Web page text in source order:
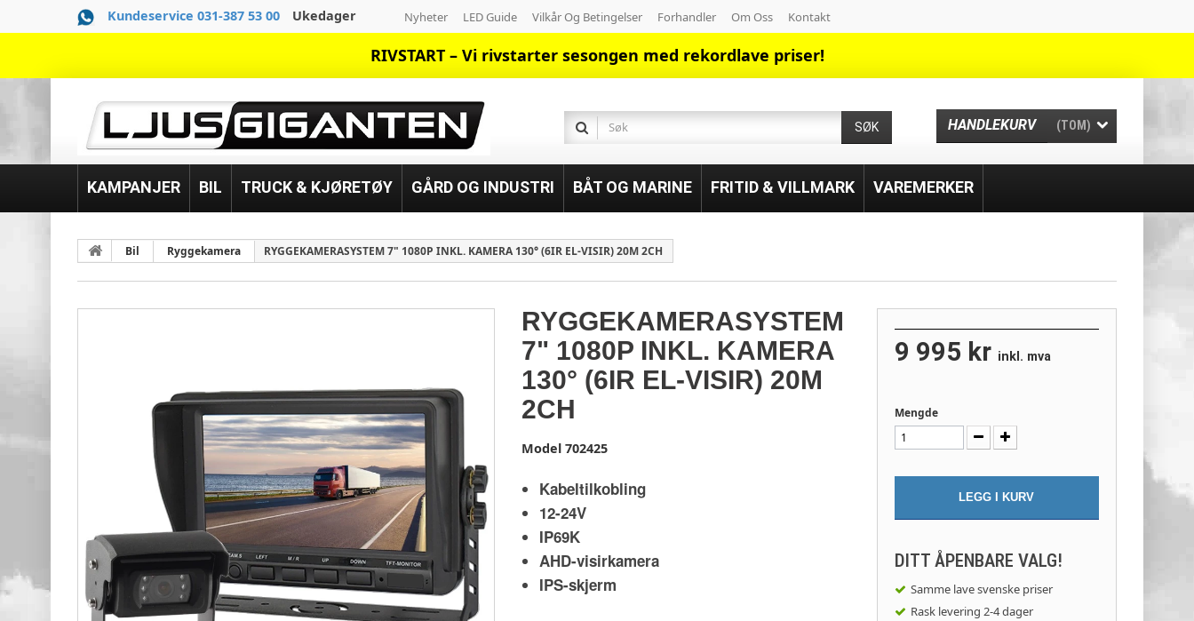
Kundeservice 031-387 53 00 Ukedager Nyheter LED Guide Vilkår Og Betingelser Forhandler Om Oss Kontakt
RIVSTART – Vi rivstarter sesongen med rekordlave priser!
HANDLEKURV (TOM)
SØK
KAMPANJER BIL TRUCK & KJØRETØY GÅRD OG INDUSTRI BÅT OG MARINE FRITID & VILLMARK VAREMERKER
Bil Ryggekamera RYGGEKAMERASYSTEM 7" 1080P INKL. KAMERA 130° (6IR EL-VISIR) 20M 2CH
RYGGEKAMERASYSTEM
7" 1080P INKL. KAMERA
130° (6IR EL-VISIR) 20M
2CH
Model 702425
Kabeltilkobling
12-24V
IP69K
AHD-visirkamera
IPS-skjerm
9 995 kr inkl. mva
Mengde
LEGG I KURV
DITT ÅPENBARE VALG!
Samme lave svenske priser
Rask levering 2-4 dager